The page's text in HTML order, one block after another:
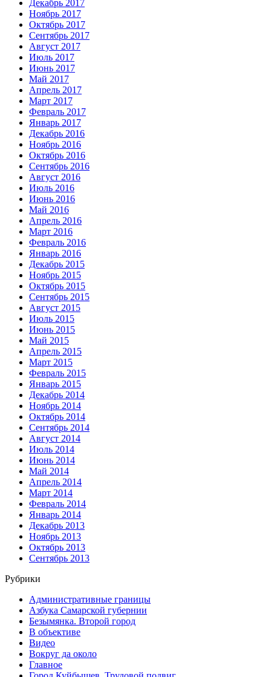
Декабрь 2017
Ноябрь 2017
Октябрь 2017
Сентябрь 2017
Август 2017
Июль 2017
Июнь 2017
Май 2017
Апрель 2017
Март 2017
Февраль 2017
Январь 2017
Декабрь 2016
Ноябрь 2016
Октябрь 2016
Сентябрь 2016
Август 2016
Июль 2016
Июнь 2016
Май 2016
Апрель 2016
Март 2016
Февраль 2016
Январь 2016
Декабрь 2015
Ноябрь 2015
Октябрь 2015
Сентябрь 2015
Август 2015
Июль 2015
Июнь 2015
Май 2015
Апрель 2015
Март 2015
Февраль 2015
Январь 2015
Декабрь 2014
Ноябрь 2014
Октябрь 2014
Сентябрь 2014
Август 2014
Июль 2014
Июнь 2014
Май 2014
Апрель 2014
Март 2014
Февраль 2014
Январь 2014
Декабрь 2013
Ноябрь 2013
Октябрь 2013
Сентябрь 2013
Рубрики
Административные границы
Азбука Самарской губернии
Безымянка. Второй город
В объективе
Видео
Вокруг да около
Главное